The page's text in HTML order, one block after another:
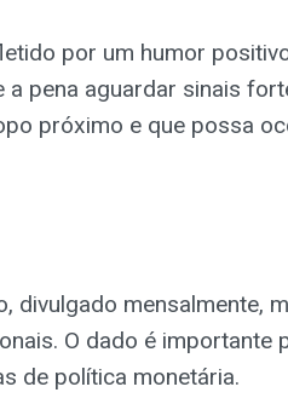
por um humor
a pena aguardar sinais
próximo e que possa
divulgado mensalmente,
O dado é importante
de política monetária.